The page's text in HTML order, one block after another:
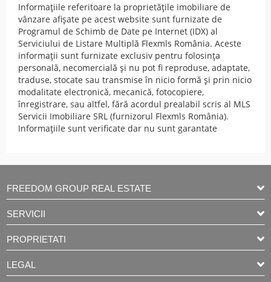
Informațiile referitoare la proprietățile imobiliare de
vânzare afișate pe acest website sunt furnizate de
Programul de Schimb de Date pe Internet (IDX) al
Serviciului de Listare Multiplă Flexmls România. Aceste
informații sunt furnizate exclusiv pentru folosința
personală, necomercială și nu pot fi reproduse, adaptate,
traduse, stocate sau transmise în nicio formă și prin nicio
modalitate electronică, mecanică, fotocopiere,
înregistrare, sau altfel, fără acordul prealabil scris al MLS
Servicii Imobiliare SRL (furnizorul Flexmls România).
Informațiile sunt verificate dar nu sunt garantate
FREEDOM GROUP REAL ESTATE
SERVICII
PROPRIETATI
LEGAL